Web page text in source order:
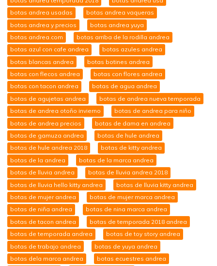
botas andrea usadas
botas andrea vaqueras
botas andrea y precios
botas andrea yuya
botas andrea.com
botas arriba de la rodilla andrea
botas azul con cafe andrea
botas azules andrea
botas blancas andrea
botas botines andrea
botas con flecos andrea
botas con flores andrea
botas con tacon andrea
botas de agua andrea
botas de agujetas andrea
botas de andrea nueva temporada
botas de andrea otoño invierno
botas de andrea para niño
botas de andrea precios
botas de dama en andrea
botas de gamuza andrea
botas de hule andrea
botas de hule andrea 2018
botas de kitty andrea
botas de la andrea
botas de la marca andrea
botas de lluvia andrea
botas de lluvia andrea 2018
botas de lluvia hello kitty andrea
botas de lluvia kitty andrea
botas de mujer andrea
botas de mujer marca andrea
botas de niña andrea
botas de nina marca andrea
botas de tacon andrea
botas de temporada 2018 andrea
botas de temporada andrea
botas de toy story andrea
botas de trabajo andrea
botas de yuya andrea
botas dela marca andrea
botas ecuestres andrea